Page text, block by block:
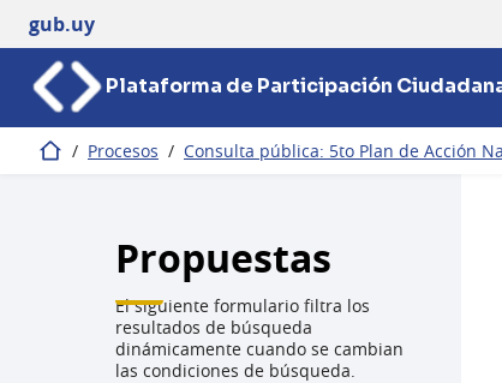
gub.uy
Plataforma de Participación
Inicio / Procesos / Consulta pública: 5to Plan de Acción
Propuestas
El siguiente formulario filtra los
resultados de búsqueda
dinámicamente cuando se cambian
las condiciones de búsqueda.